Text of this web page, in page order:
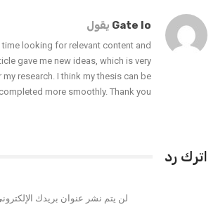
Gate Io يقول
looking for relevant content and
gave me new ideas, which is very
my research. I think my thesis can be
completed more smoothly. Thank you.
اترك رد
لن يتم نشر عنوان بريدك